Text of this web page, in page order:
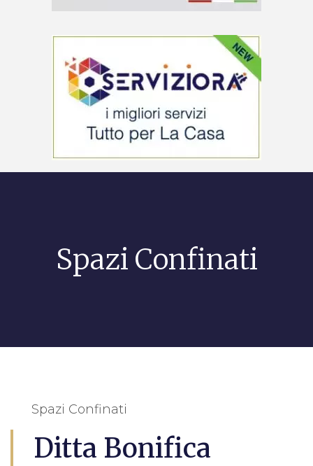
Spazi Confinati
Spazi Confinati
Ditta Bonifica